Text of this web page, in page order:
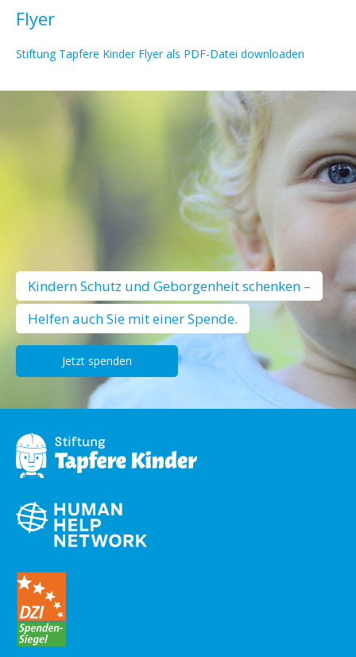
Flyer
Stiftung Tapfere Kinder Flyer als PDF-Datei downloaden
Kindern Schutz und Geborgenheit schenken –
Helfen auch Sie mit einer Spende.
Jetzt spenden